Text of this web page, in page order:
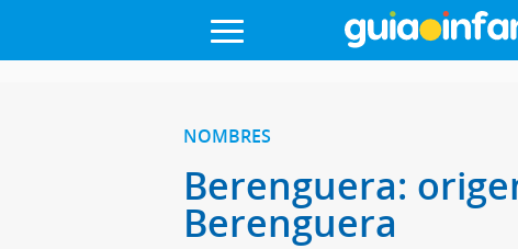
NOMBRES
Berenguera:
Berenguera